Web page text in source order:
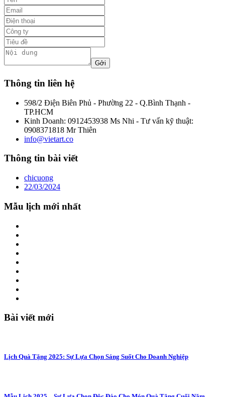
Thông tin liên hệ
598/2 Điện Biên Phủ - Phường 22 - Q.Bình Thạnh -
TP.HCM
Kinh Doanh: 0912453938 Ms Nhi - Tư vấn kỹ thuật:
0908371818 Mr Thiên
info@vietart.co
Thông tin bài viết
chicuong
22/03/2024
Mẫu lịch mới nhất
Bài viết mới
Lịch Quà Tặng 2025: Sự Lựa Chọn Sáng Suốt Cho Doanh Nghiệp